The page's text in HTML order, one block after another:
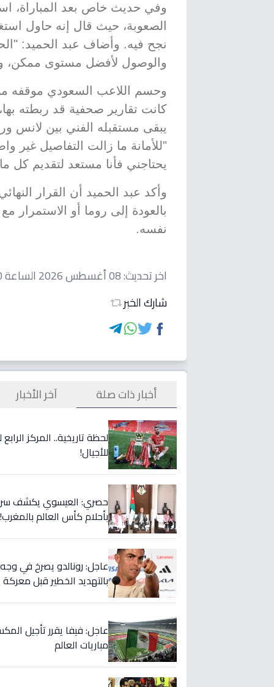
وفي حديث خاص بعد المباراة،
الصعوبة، حيث قال إنه حاول
نجح فيه. وأضاف عبد الحميد:
والوصول لأفضل مستوى ممكن،
وحسم اللاعب السعودي موقفه من
كانت تقارير صحفية قد ربطته
يبقى مستقبله الفني بين لانس
"للأمانة ما زالت التفاصيل غير
يحتاجني فأنا مستعد لتقديم كل
وأكد عبد الحميد أن القرار
بالعودة إلى روما أو
نفسه.
اخر تحديث:08 أغسطس 2026 الساعة 01:10 مساءاً
شارك الخبر
أخبار ذات صلة آخر الأخبار
لحظة تاريخية.. المركز
للأجيال!
حصري: العيسوي يكشف سر
بأحلام كأس العالم بالمغرب!
بالتهديد الخطير قبل معركة
عاجل: فيفا يقرر تأجيل
مباريات العالم